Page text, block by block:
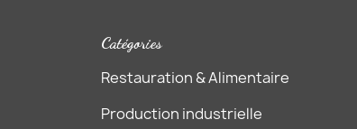
Catégories
Restauration & Alimentaire
Production industrielle